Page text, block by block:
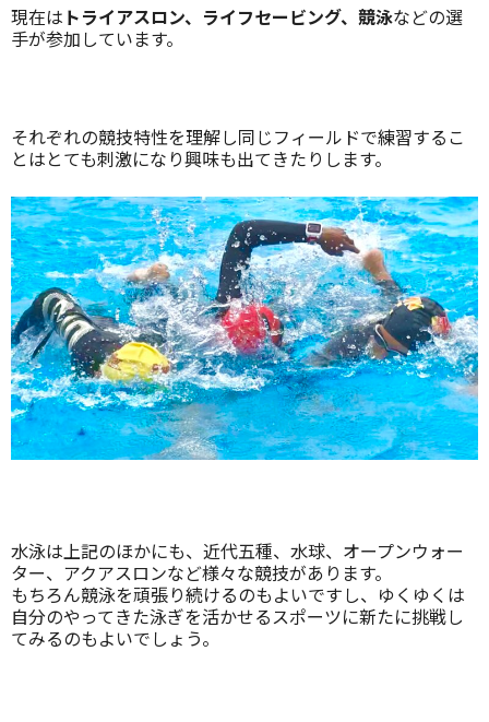
現在は トライアスロン、ライフセービング、競泳などの選
手が参加しています。
それぞれの競技特性を理解し同じフィールドで練習するこ
とはとても刺激になり興味も出てきたりします。
水泳は上記のほかにも、近代五種、水球、オープンウォー
ター、アクアスロンなど様々な競技があります。
もちろん競泳を頑張り続けるのもよいですし、ゆくゆくは
自分のやってきた泳ぎを活かせるスポーツに新たに挑戦し
てみるのもよいでしょう。